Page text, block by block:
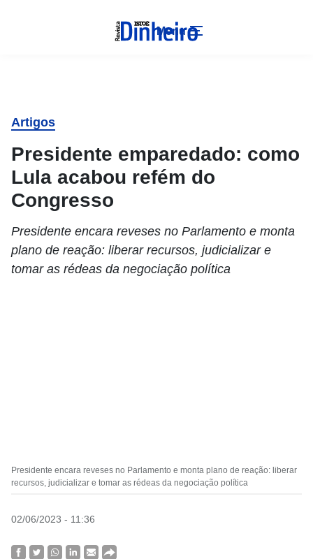
Menu
Artigos
Presidente emparedado: como
Lula acabou refém do
Congresso
Presidente encara reveses no Parlamento e monta
plano de reação: liberar recursos, judicializar e
tomar as rédeas da negociação política
Presidente encara reveses no Parlamento e monta plano de reação: liberar
recursos, judicializar e tomar as rédeas da negociação política
02/06/2023 - 11:36